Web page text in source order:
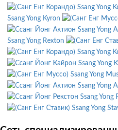
Ssang Yong
Ssang Yong Kyron
Ssang Yong
Ssang Yong Rexton
Ssang Yong
Ssang Yong
Ssang Yong
Ssang Yong
Ssang Yong
Ssang Yong